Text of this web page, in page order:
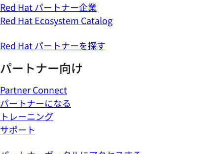
Red Hat パートナー企業
Red Hat Ecosystem Catalog
Red Hat パートナーを探す
パートナー向け
Partner Connect
パートナーになる
トレーニング
サポート